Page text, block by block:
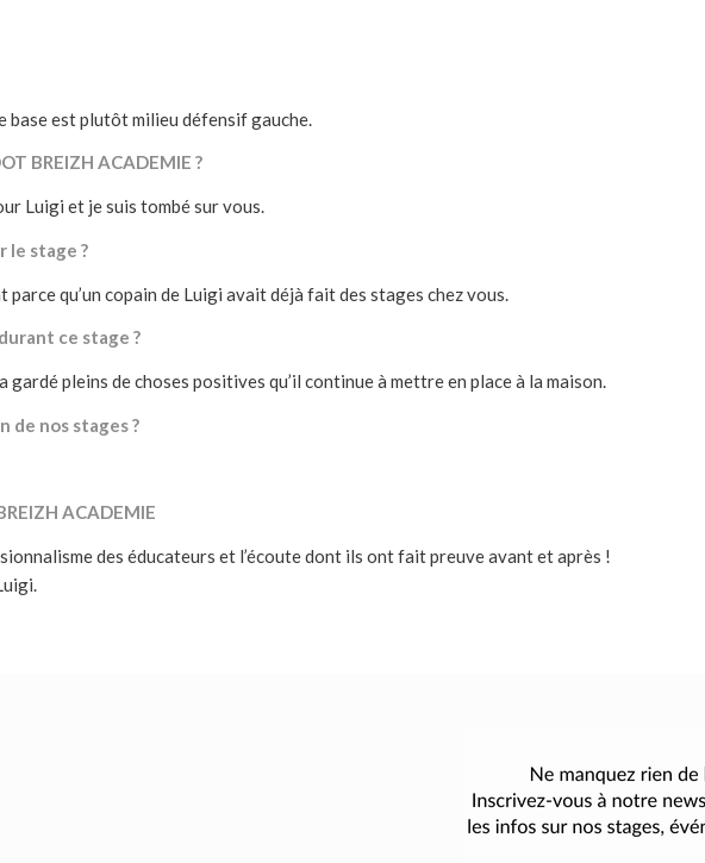
base est plutôt milieu défensif gauche.
BREIZH ACADEMIE ?
Luigi et je suis tombé sur vous.
le stage ?
qu’un copain de Luigi avait déjà fait des stages chez vous.
ce stage ?
pleins de choses positives qu’il continue à mettre en place à la maison.
de nos stages ?
ACADEMIE
des éducateurs et l’écoute dont ils ont fait preuve avant et après !